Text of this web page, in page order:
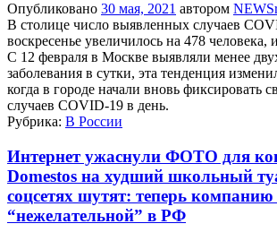
Опубликовано 30 мая, 2021 автором
В столице число выявленных случаев
воскресенье увеличилось на 478 человека,
С 12 февраля в Москве выявляли менее
заболевания в сутки, эта тенденция
когда в городе начали вновь фиксировать
случаев COVID-19 в день.
Рубрика: В России
Интернет ужаснули ФОТО для
Domestos на худший школьный
соцсетях шутят: теперь
“нежелательной” в РФ